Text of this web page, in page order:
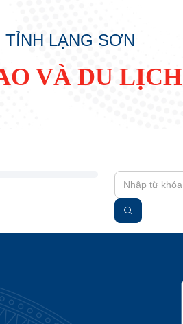
LẠNG SƠN
VÀ DU LỊCH